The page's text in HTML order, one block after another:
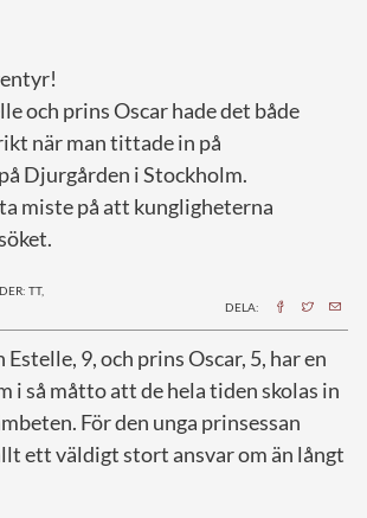
och prins Oscar hade det både
när man tittade in på
Djurgården i Stockholm.
miste på att kungligheterna
TT,
DELA:
Estelle, 9, och prins Oscar, 5, har en
i så måtto att de hela tiden skolas in
För den unga prinsessan
ett väldigt stort ansvar om än långt